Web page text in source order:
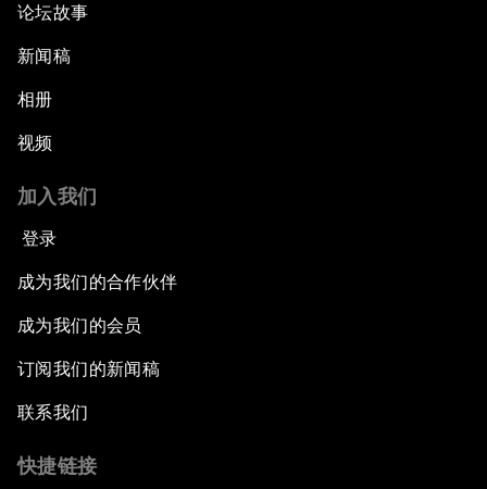
论坛故事
新闻稿
相册
视频
加入我们
登录
成为我们的合作伙伴
成为我们的会员
订阅我们的新闻稿
联系我们
快捷链接